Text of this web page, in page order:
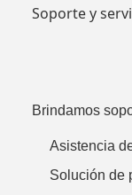
Soporte y
Brindamos
Asistencia
Solución de